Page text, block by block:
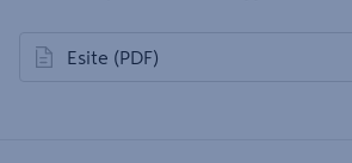
Esite (PDF)
avautuu uuteen välilehteen